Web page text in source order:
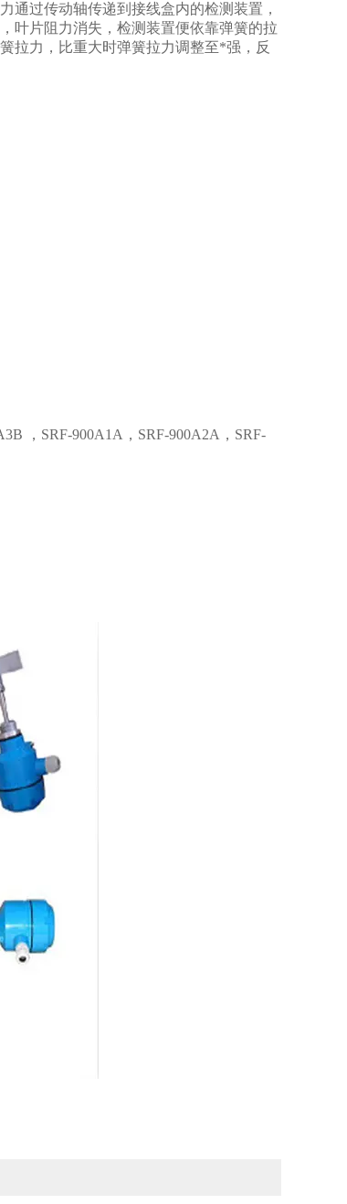
通过传动轴传递到接线盒内的检测装置，
叶片阻力消失，检测装置便依靠弹簧的拉
拉力，比重大时弹簧拉力调整至*强，反
，SRF-900A1A，SRF-900A2A，SRF-